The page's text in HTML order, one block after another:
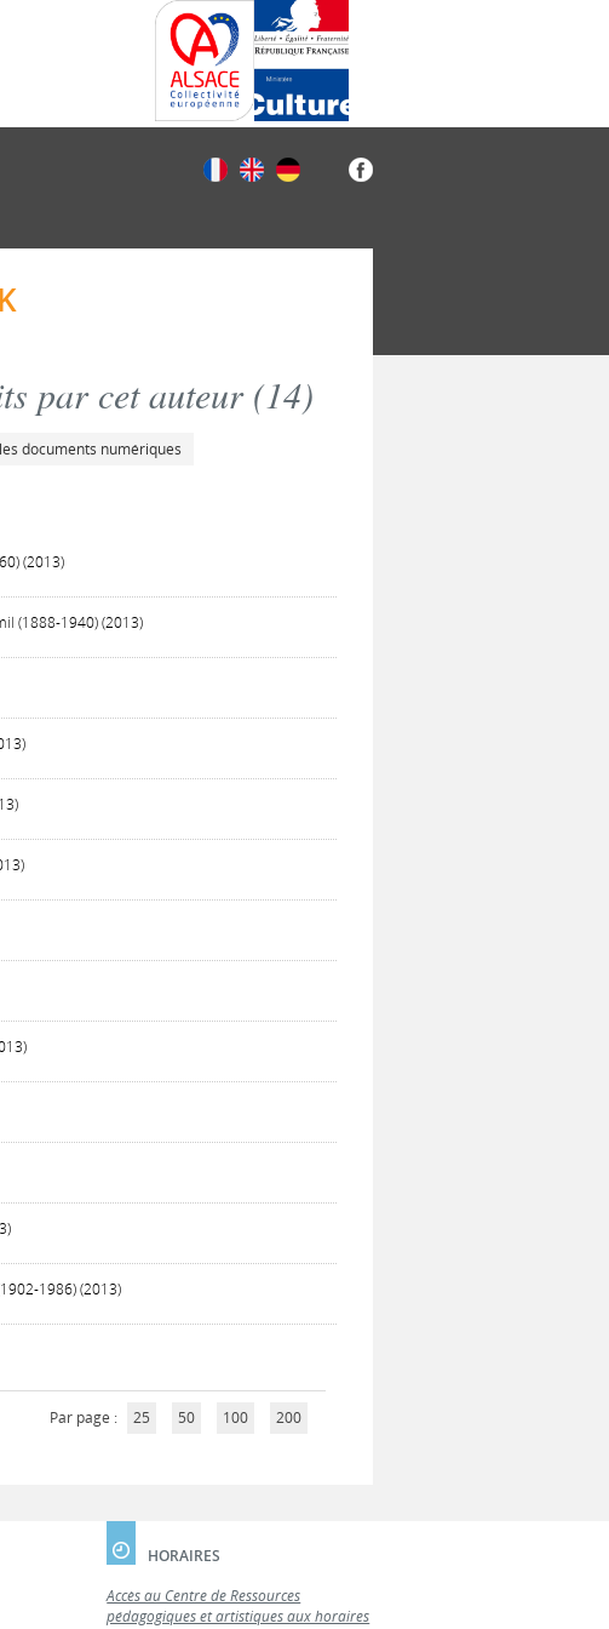
par cet auteur (14)
documents numériques
(2013)
(1888-1940) (2013)
1986) (2013)
Par page : 25 50 100 200
HORAIRES
Accès au Centre de Ressources
pédagogiques et artistiques aux horaires